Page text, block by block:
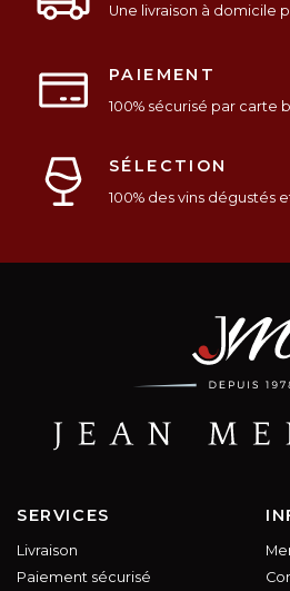
Une livraison à domicile
PAIEMENT
100% sécurisé par carte
SÉLECTION
100% des vins dégustés
SERVICES
Livraison
Paiement sécurisé